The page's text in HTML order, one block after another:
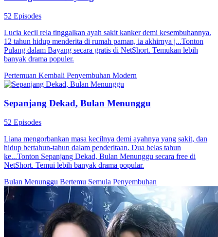
52 Episodes
Lucia kecil rela tinggalkan ayah sakit kanker demi kesembuhannya.
12 tahun hidup menderita di rumah paman, ia akhirnya j...Tonton
Pulang dalam Bayang secara gratis di NetShort. Temukan lebih
banyak drama populer.
Pertemuan Kembali Penyembuhan Modern
Sepanjang Dekad, Bulan Menunggu
52 Episodes
Liana mengorbankan masa kecilnya demi ayahnya yang sakit, dan
hidup bertahun-tahun dalam penderitaan. Dua belas tahun
ke...Tonton Sepanjang Dekad, Bulan Menunggu secara free di
NetShort. Temui lebih banyak drama popular.
Bulan Menunggu Bertemu Semula Penyembuhan